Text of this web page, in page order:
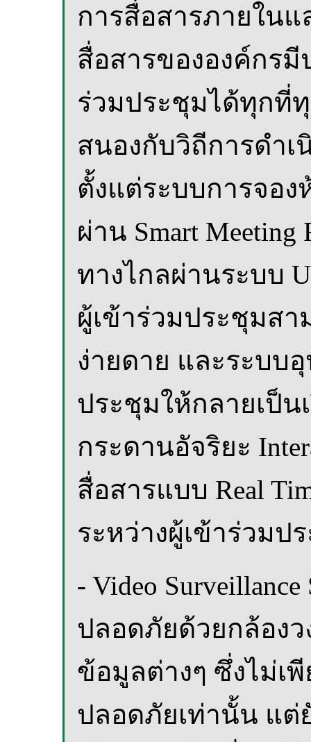
การสื่อสารภายใน
สื่อสารขององค์กร
ร่วมประชุมได้ทุกที่
สนองกับวิถีการดำ
ตั้งแต่ระบบการจอ
ผ่าน Smart
ทางไกลผ่านระบบ
ผู้เข้าร่วมประชุมส
ง่ายดาย และระบบ
ประชุมให้กลายเป็น
กระดานอัจริยะ
สื่อสารแบบ Real
ระหว่างผู้เข้าร่วม
- Video
ปลอดภัยด้วยกล้อง
ข้อมูลต่างๆ ซึ่งไม่เ
ปลอดภัยเท่านั้น แต่